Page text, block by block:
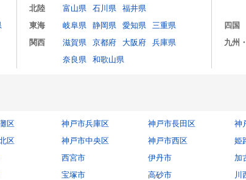
北陸
富山県 石川県
福井県
東海
岐阜県 静岡県 愛知県
三重県
関西
滋賀県 京都府 大阪府
兵庫県
奈良県
和歌山県
四国
九州
区 神戸市兵庫区 神戸市長田区
神
区 神戸市中央区 神戸市西区
姫
西宮市 伊丹市
加
宝塚市 高砂市
川